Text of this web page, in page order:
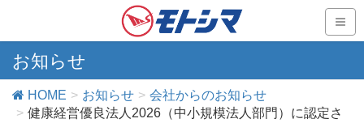
お知らせ
HOME お知らせ
会社からのお知らせ
健康経営優良法人2026（中小規模法人部門）に認定さ